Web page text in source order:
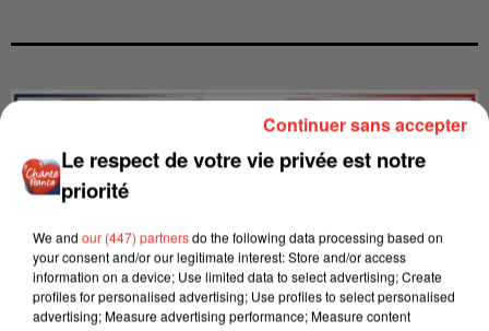
Le respect de votre vie privée est notre
priorité
We and our (447) partnersdo the following data processing based on
your consent and/or our legitimate interest: Store and/or access
information on a device; Use limited data to select advertising; Create
profiles for personalised advertising; Use profiles to select personalised
advertising; Measure advertising performance; Measure content
Continuer sans accepter